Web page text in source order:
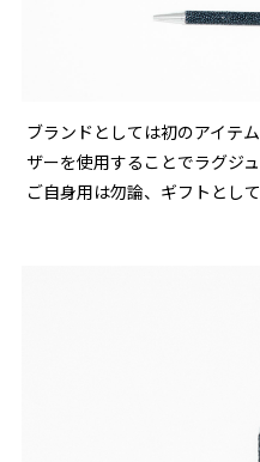
ブランドとしては初のアイテ
ザーを使用することでラグジ
ご自身用は勿論、ギフトとし